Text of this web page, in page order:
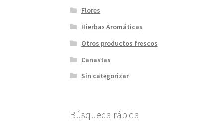
Flores
Hierbas Aromáticas
Otros productos frescos
Canastas
Sin categorizar
Búsqueda rápida